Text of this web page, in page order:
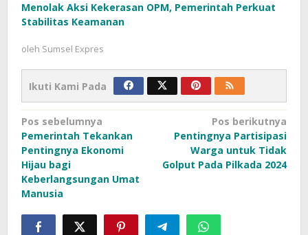
Menolak Aksi Kekerasan OPM, Pemerintah Perkuat
Stabilitas Keamanan
oleh Sumsel Expres
Ikuti Kami Pada
Navigasi
pos
Pos sebelumnya
Pemerintah Tekankan
Pentingnya Ekonomi
Hijau bagi
Keberlangsungan Umat
Manusia
Pos berikutnya
Pentingnya Partisipasi
Warga untuk Tidak
Golput Pada Pilkada 2024